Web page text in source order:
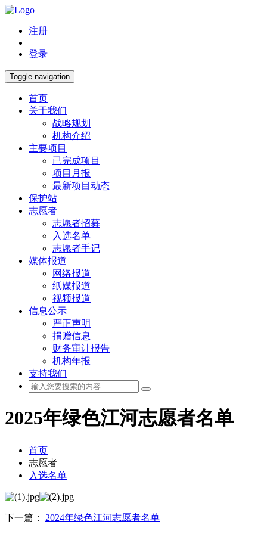
注册
登录
Toggle navigation
首页
关于我们
战略规划
机构介绍
主要项目
已完成项目
项目月报
最新项目动态
保护站
志愿者
志愿者招募
入选名单
志愿者手记
媒体报道
网络报道
纸媒报道
视频报道
信息公示
严正声明
捐赠信息
财务审计报告
机构年报
支持我们
2025年绿色江河志愿者名单
首页
志愿者
入选名单
下一篇： 2024年绿色江河志愿者名单